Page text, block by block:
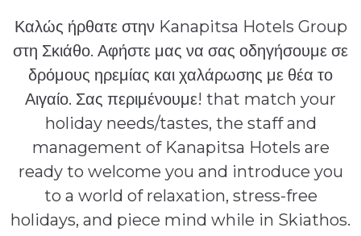
Καλώς ήρθατε στην Kanapitsa Hotels Group
στη Σκιάθο. Αφήστε μας να σας οδηγήσουμε σε
δρόμους ηρεμίας και χαλάρωσης με θέα το
Αιγαίο. Σας περιμένουμε! that match your
holiday needs/tastes, the staff and
management of Kanapitsa Hotels are
ready to welcome you and introduce you
to a world of relaxation, stress-free
holidays, and piece mind while in Skiathos.